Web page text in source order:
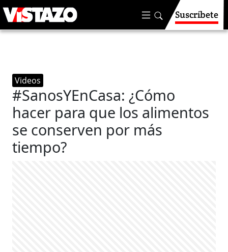
Suscríbete
Videos
#SanosYEnCasa: ¿Cómo
hacer para que los alimentos
se conserven por más
tiempo?